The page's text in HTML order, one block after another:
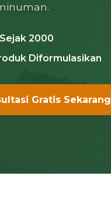
2000
Diformulasikan
Gratis Sekarang